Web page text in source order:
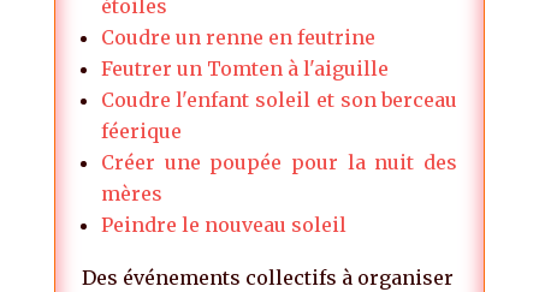
étoiles
Coudre un renne en feutrine
Feutrer un Tomten à l'aiguille
Coudre l'enfant soleil et son berceau
féerique
Créer une poupée pour la nuit des
mères
Peindre le nouveau soleil
Des événements collectifs à organiser